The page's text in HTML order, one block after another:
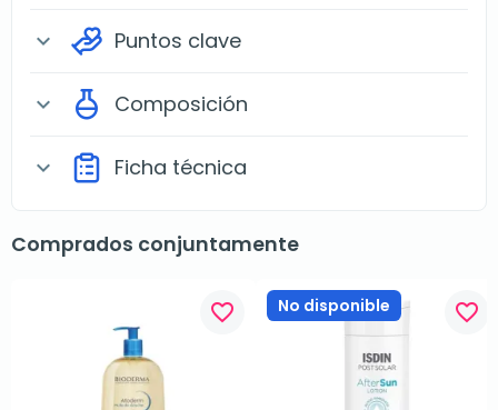
expand_more Puntos clave
expand_more Composición
expand_more Ficha técnica
Comprados conjuntamente
favorite_border No disponible favorite_border